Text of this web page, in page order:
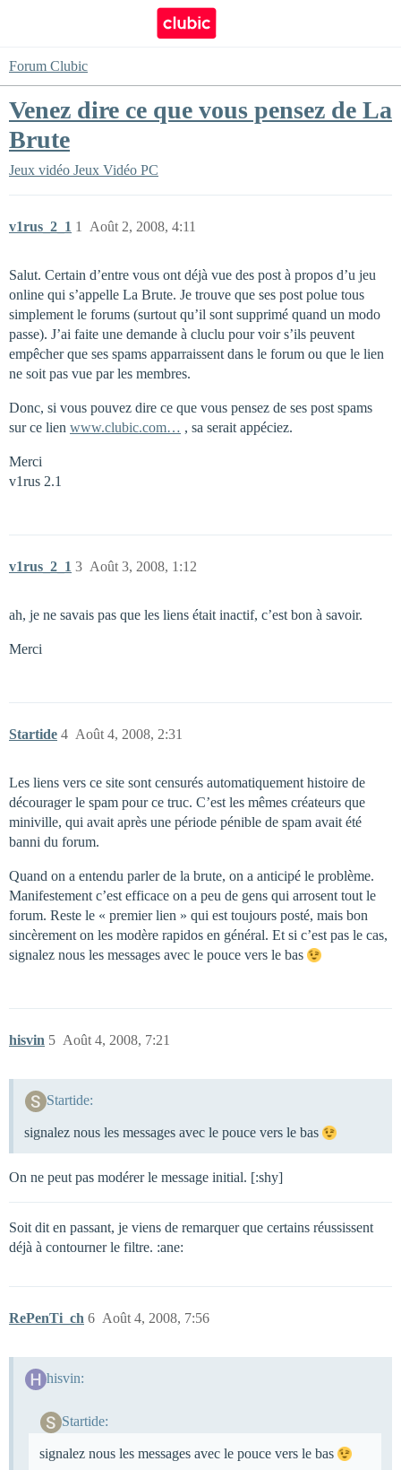
Forum Clubic
Venez dire ce que vous pensez de La
Brute
Jeux vidéo Jeux Vidéo PC
v1rus_2_1 Août 2, 2008, 4:11
1
Salut. Certain d’entre vous ont déjà vue des post à propos d’u jeu
online qui s’appelle La Brute. Je trouve que ses post polue tous
simplement le forums (surtout qu’il sont supprimé quand un modo
passe). J’ai faite une demande à cluclu pour voir s’ils peuvent
empêcher que ses spams apparraissent dans le forum ou que le lien
ne soit pas vue par les membres.
Donc, si vous pouvez dire ce que vous pensez de ses post spams
sur ce lien www.clubic.com… , sa serait appéciez.
Merci
v1rus 2.1
v1rus_2_1 Août 3, 2008, 1:12
3
ah, je ne savais pas que les liens était inactif, c’est bon à savoir.
Merci
Startide Août 4, 2008, 2:31
4
Les liens vers ce site sont censurés automatiquement histoire de
décourager le spam pour ce truc. C’est les mêmes créateurs que
miniville, qui avait après une période pénible de spam avait été
banni du forum.
Quand on a entendu parler de la brute, on a anticipé le problème.
Manifestement c’est efficace on a peu de gens qui arrosent tout le
forum. Reste le « premier lien » qui est toujours posté, mais bon
sincèrement on les modère rapidos en général. Et si c’est pas le cas,
signalez nous les messages avec le pouce vers le bas
hisvin Août 4, 2008, 7:21
5
Startide:
signalez nous les messages avec le pouce vers le bas
On ne peut pas modérer le message initial. [:shy]
Soit dit en passant, je viens de remarquer que certains réussissent
déjà à contourner le filtre. :ane:
RePenTi_ch Août 4, 2008, 7:56
6
hisvin:
Startide:
signalez nous les messages avec le pouce vers le bas